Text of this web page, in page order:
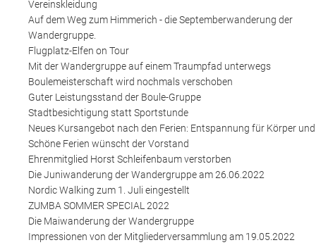
Vereinskleidung
Auf dem Weg zum Himmerich - die Septemberwanderung der
Wandergruppe.
Flugplatz-Elfen on Tour
Mit der Wandergruppe auf einem Traumpfad unterwegs
Boulemeisterschaft wird nochmals verschoben
Guter Leistungsstand der Boule-Gruppe
Stadtbesichtigung statt Sportstunde
Neues Kursangebot nach den Ferien: Entspannung für Körper
Schöne Ferien wünscht der Vorstand
Ehrenmitglied Horst Schleifenbaum verstorben
Die Juniwanderung der Wandergruppe am 26.06.2022
Nordic Walking zum 1. Juli eingestellt
ZUMBA SOMMER SPECIAL 2022
Die Maiwanderung der Wandergruppe
Impressionen von der Mitgliederversammlung am 19.05.2022